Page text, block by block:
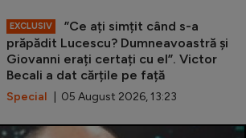
EXCLUSIV
”Ce ați simțit când s-a
prăpădit Lucescu? Dumneavoastră și
Giovanni erați certați cu el”. Victor
Becali a dat cărțile pe față
Special | 05 August 2026, 13:23